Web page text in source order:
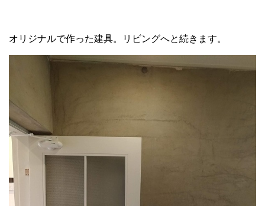
オリジナルで作った建具。リビングへと続きます。